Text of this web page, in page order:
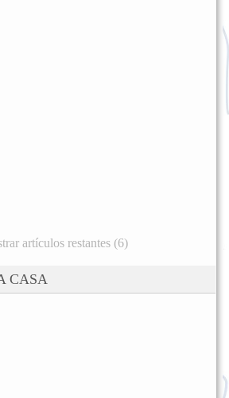
artículos restantes (6)
CASA